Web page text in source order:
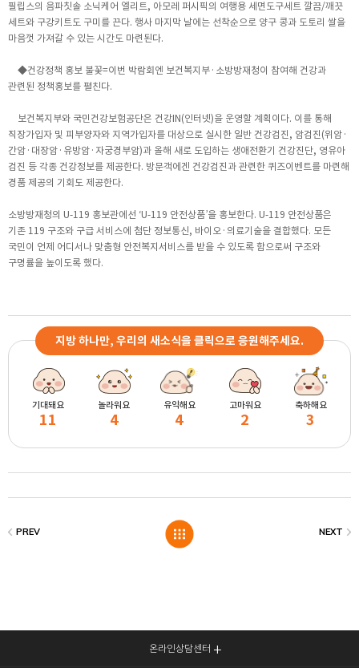
필립스의 음파칫솔 소닉케어 엘리트, 아모레 퍼시픽의 여행용 세면도구세트 깔끔/깨끗
세트와 구강키트도 구미를 끈다. 행사 마지막 날에는 선착순으로 양구 콩과 도토리 쌀을
마음껏 가져갈 수 있는 시간도 마련된다.
◆건강정책 홍보 불꽃=이번 박람회엔 보건복지부·소방방재청이 참여해 건강과
관련된 정책홍보를 펼친다.
보건복지부와 국민건강보험공단은 건강IN(인터넷)을 운영할 계획이다. 이를 통해
직장가입자 및 피부양자와 지역가입자를 대상으로 실시한 일반 건강검진, 암검진(위암·
간암·대장암·유방암·자궁경부암)과 올해 새로 도입하는 생애전환기 건강진단, 영유아
검진 등 각종 건강정보를 제공한다. 방문객에겐 건강검진과 관련한 퀴즈이벤트를 마련해
경품 제공의 기회도 제공한다.
소방방재청의 U-119 홍보관에선 ‘U-119 안전상품’을 홍보한다. U-119 안전상품은
기존 119 구조와 구급 서비스에 첨단 정보통신, 바이오·의료기술을 결합했다. 모든
국민이 언제 어디서나 맞춤형 안전복지서비스를 받을 수 있도록 함으로써 구조와
구명률을 높이도록 했다.
지방 하나만, 우리의 새소식을 클릭으로 응원해주세요.
기대돼요
11
놀라워요
4
유익해요
4
고마워요
2
축하해요
3
온라인상담센터